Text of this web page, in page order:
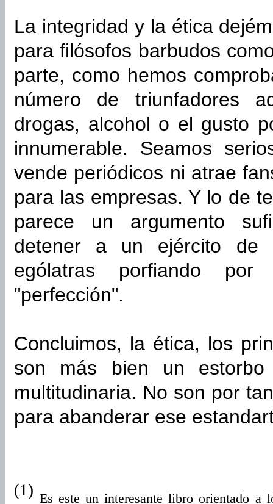
La integridad y la ética
para filósofos barbudos
parte, como hemos
número de triunfadores
drogas, alcohol o el gusto
innumerable. Seamos
vende periódicos ni atrae
para las empresas. Y lo de
parece un argumento
detener a un ejército de
ególatras porfiando
"perfección".
Concluimos, la ética, los
son más bien un estorbo
multitudinaria. No son por
para abanderar ese
(1)Es este un interesante libro orientado a